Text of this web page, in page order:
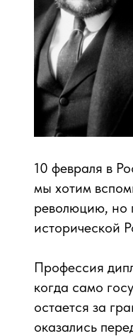
10 февраля в
мы хотим
революцию, но
исторической
Профессия
когда само
остается за
оказались